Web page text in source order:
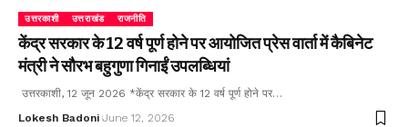
उत्तरकाशी उत्तराखंड राजनीति
केंद्र सरकार के 12 वर्ष पूर्ण होने पर आयोजित प्रेस वार्ता में कैबिनेट
मंत्री ने सौरभ बहुगुणा गिनाईं उपलब्धियां
उत्तरकाशी, 12 जून 2026 *केंद्र सरकार के 12 वर्ष पूर्ण होने पर…
Lokesh Badoni June 12, 2026